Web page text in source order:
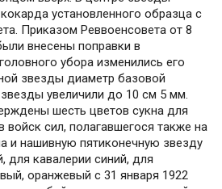
установленного образца с
Приказом Реввоенсовета от 8
внесены поправки в
убора изменились его
звезды диаметр базовой
увеличили до 10 см 5 мм.
шесть цветов сукна для
войск сил, полагавшегося также на
и нашивную пятиконечную звезду
для кавалерии синий, для
оранжевый с 31 января 1922